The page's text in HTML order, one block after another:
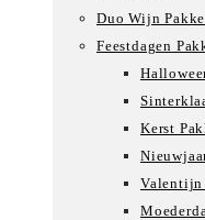
Duo Wijn
Feestdagen
Kerst
Valentijn